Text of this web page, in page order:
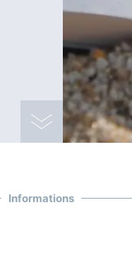
Informations